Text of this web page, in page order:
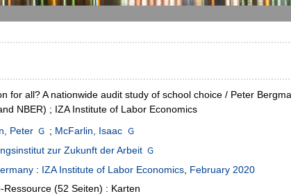
for all? A nationwide audit study of school choice / Peter
NBER) ; IZA Institute of Labor Economics
Peter ; McFarlin, Isaac
zur Zukunft der Arbeit
: IZA Institute of Labor Economics, February 2020
Ressource (52 Seiten) : Karten